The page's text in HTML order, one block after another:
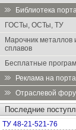
Библиотека
ГОСТы, ОСТы, ТУ
Марочник металлов
сплавов
Бесплатные
Реклама на
Отраслевой
Последние
ТУ 48-21-521-76